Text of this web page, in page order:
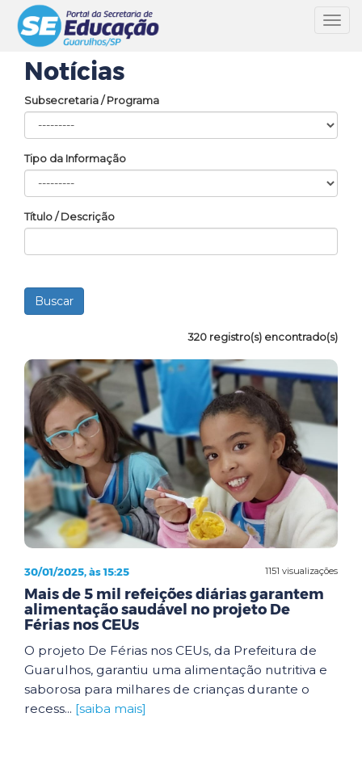
Notícias
Subsecretaria / Programa
Tipo da Informação
Título / Descrição
320 registro(s) encontrado(s)
1151 visualizações
30/01/2025, às 15:25
Mais de 5 mil refeições diárias garantem
alimentação saudável no projeto De
Férias nos CEUs
O projeto De Férias nos CEUs, da Prefeitura de
Guarulhos, garantiu uma alimentação nutritiva e
saborosa para milhares de crianças durante o
recess... [saiba mais]